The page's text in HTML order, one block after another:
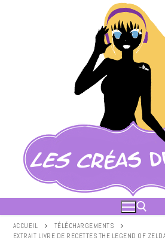
ACCUEIL
TÉLÉCHARGEMENTS
EXTRAIT LIVRE DE RECETTES THE LEGEND OF